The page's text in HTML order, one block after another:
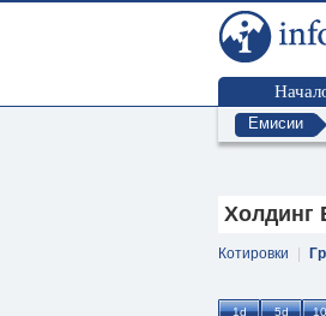
Емисии
Холдинг
Котировки